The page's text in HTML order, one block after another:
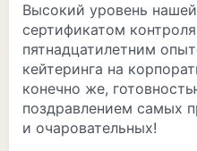
Высокий уровень
сертификатом
пятнадцатилетним
кейтеринга на
конечно же,
поздравлением самых
и очаровательных!